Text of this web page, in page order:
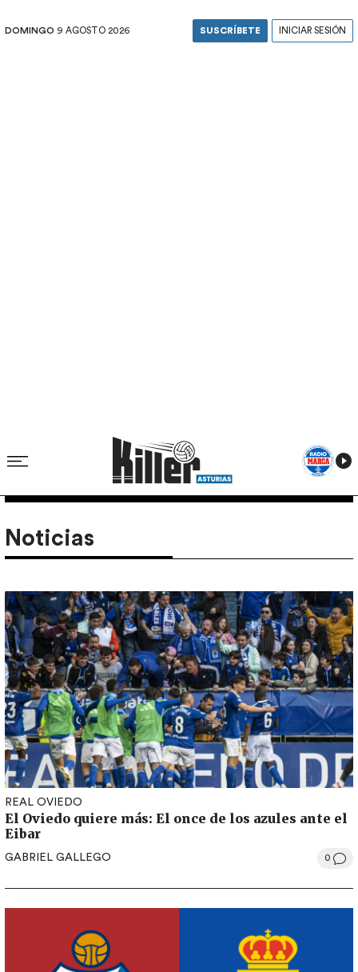
DOMINGO 9 AGOSTO 2026 SUSCRÍBETE INICIAR SESIÓN
Noticias
REAL OVIEDO
El Oviedo quiere más: El once de los azules ante el
Eibar
GABRIEL GALLEGO 0